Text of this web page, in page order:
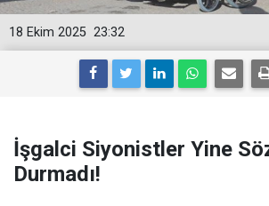
23:32
18 Ekim 2025
İşgalci Siyonistler Yine
Durmadı!